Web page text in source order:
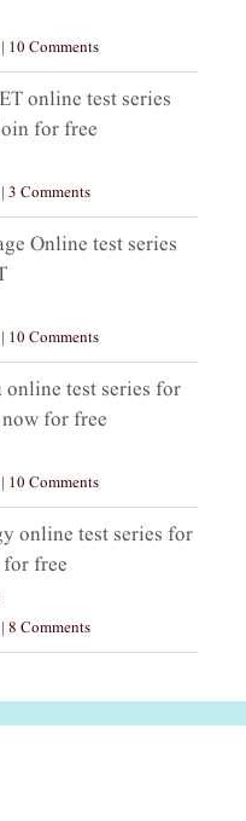
| 10 Comments
online test series
for free
| 3 Comments
Online test series
| 10 Comments
for free
| 10 Comments
online test series for
free
| 8 Comments